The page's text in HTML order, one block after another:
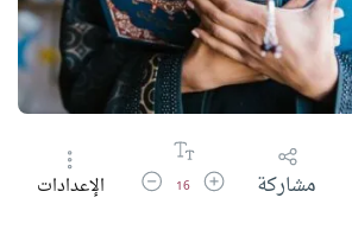
مشاركة زيادة حجم الخط
16 تقليل حجم الخط
الإعدادات